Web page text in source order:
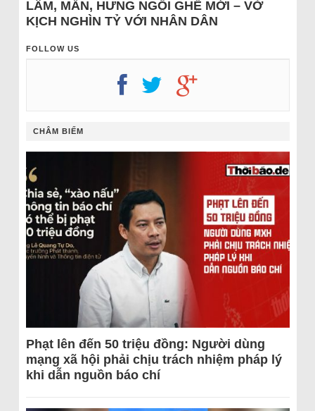
LÂM, MẪN, HƯNG NGỒI GHẾ MỚI – VỞ
KỊCH NGHÌN TỶ VỚI NHÂN DÂN
FOLLOW US
CHÂM BIẾM
Phạt lên đến 50 triệu đồng: Người dùng
mạng xã hội phải chịu trách nhiệm pháp lý
khi dẫn nguồn báo chí